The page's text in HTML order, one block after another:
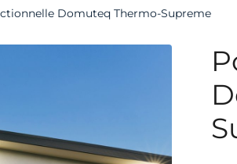
Domuteq Thermo-Supreme